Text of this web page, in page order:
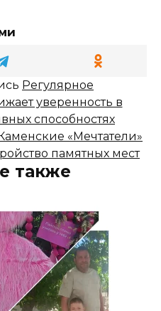
Регулярное
уверенность в
способностях
«Мечтатели»
памятных мест
также